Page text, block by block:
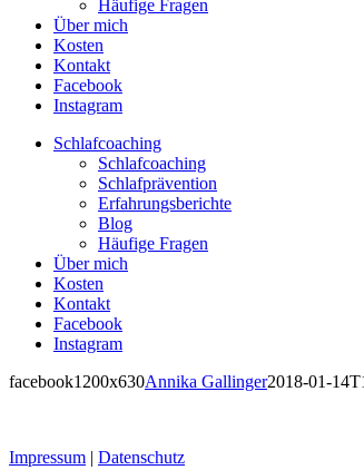
Häufige Fragen
Über mich
Kosten
Kontakt
Facebook
Instagram
Schlafcoaching
Schlafcoaching
Schlafprävention
Erfahrungsberichte
Blog
Häufige Fragen
Über mich
Kosten
Kontakt
Facebook
Instagram
facebook1200x630Annika Gallinger2018-01-
Impressum | Datenschutz